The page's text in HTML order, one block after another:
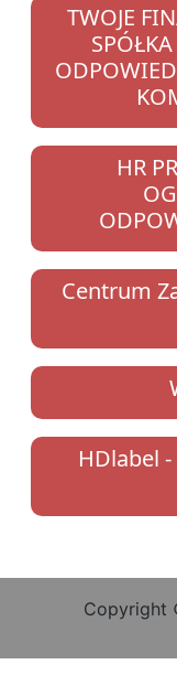
TWOJE
HR
Centrum
HDlabel
Copyright